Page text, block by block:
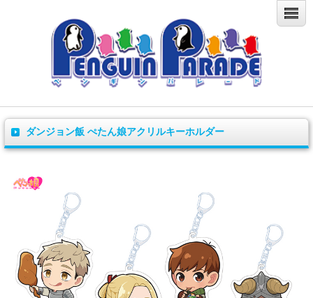
ダンジョン飯 ぺたん娘アクリルキーホルダー